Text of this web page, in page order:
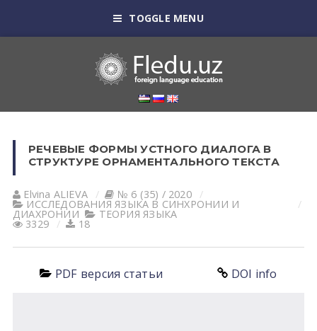
TOGGLE MENU
РЕЧЕВЫЕ ФОРМЫ УСТНОГО ДИАЛОГА В
СТРУКТУРЕ ОРНАМЕНТАЛЬНОГО ТЕКСТА
Elvina АLIEVА № 6 (35) / 2020
ИССЛЕДОВАНИЯ ЯЗЫКА В СИНХРОНИИ И
ДИАХРОНИИ ТЕОРИЯ ЯЗЫКА
3329 18
PDF версия статьи DOI info